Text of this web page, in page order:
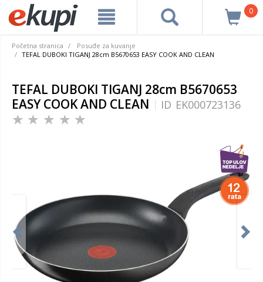
0
Početna stranica
Posuđe za kuvanje
TEFAL DUBOKI TIGANJ 28cm B5670653 EASY COOK AND CLEAN
TEFAL DUBOKI TIGANJ 28cm B5670653
EASY COOK AND CLEAN
ID EK000723136